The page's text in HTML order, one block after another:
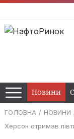
Новини
ГОЛОВНА
НОВИНИ
Херсон отримав